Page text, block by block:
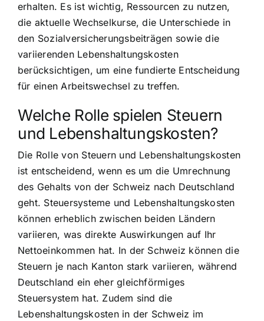
erhalten. Es ist wichtig, Ressourcen zu nutzen,
die aktuelle Wechselkurse, die Unterschiede in
den Sozialversicherungsbeiträgen sowie die
variierenden Lebenshaltungskosten
berücksichtigen, um eine fundierte Entscheidung
für einen Arbeitswechsel zu treffen.
Welche Rolle spielen Steuern
und Lebenshaltungskosten?
Die Rolle von Steuern und Lebenshaltungskosten
ist entscheidend, wenn es um die Umrechnung
des Gehalts von der Schweiz nach Deutschland
geht. Steuersysteme und Lebenshaltungskosten
können erheblich zwischen beiden Ländern
variieren, was direkte Auswirkungen auf Ihr
Nettoeinkommen hat. In der Schweiz können die
Steuern je nach Kanton stark variieren, während
Deutschland ein eher gleichförmiges
Steuersystem hat. Zudem sind die
Lebenshaltungskosten in der Schweiz im